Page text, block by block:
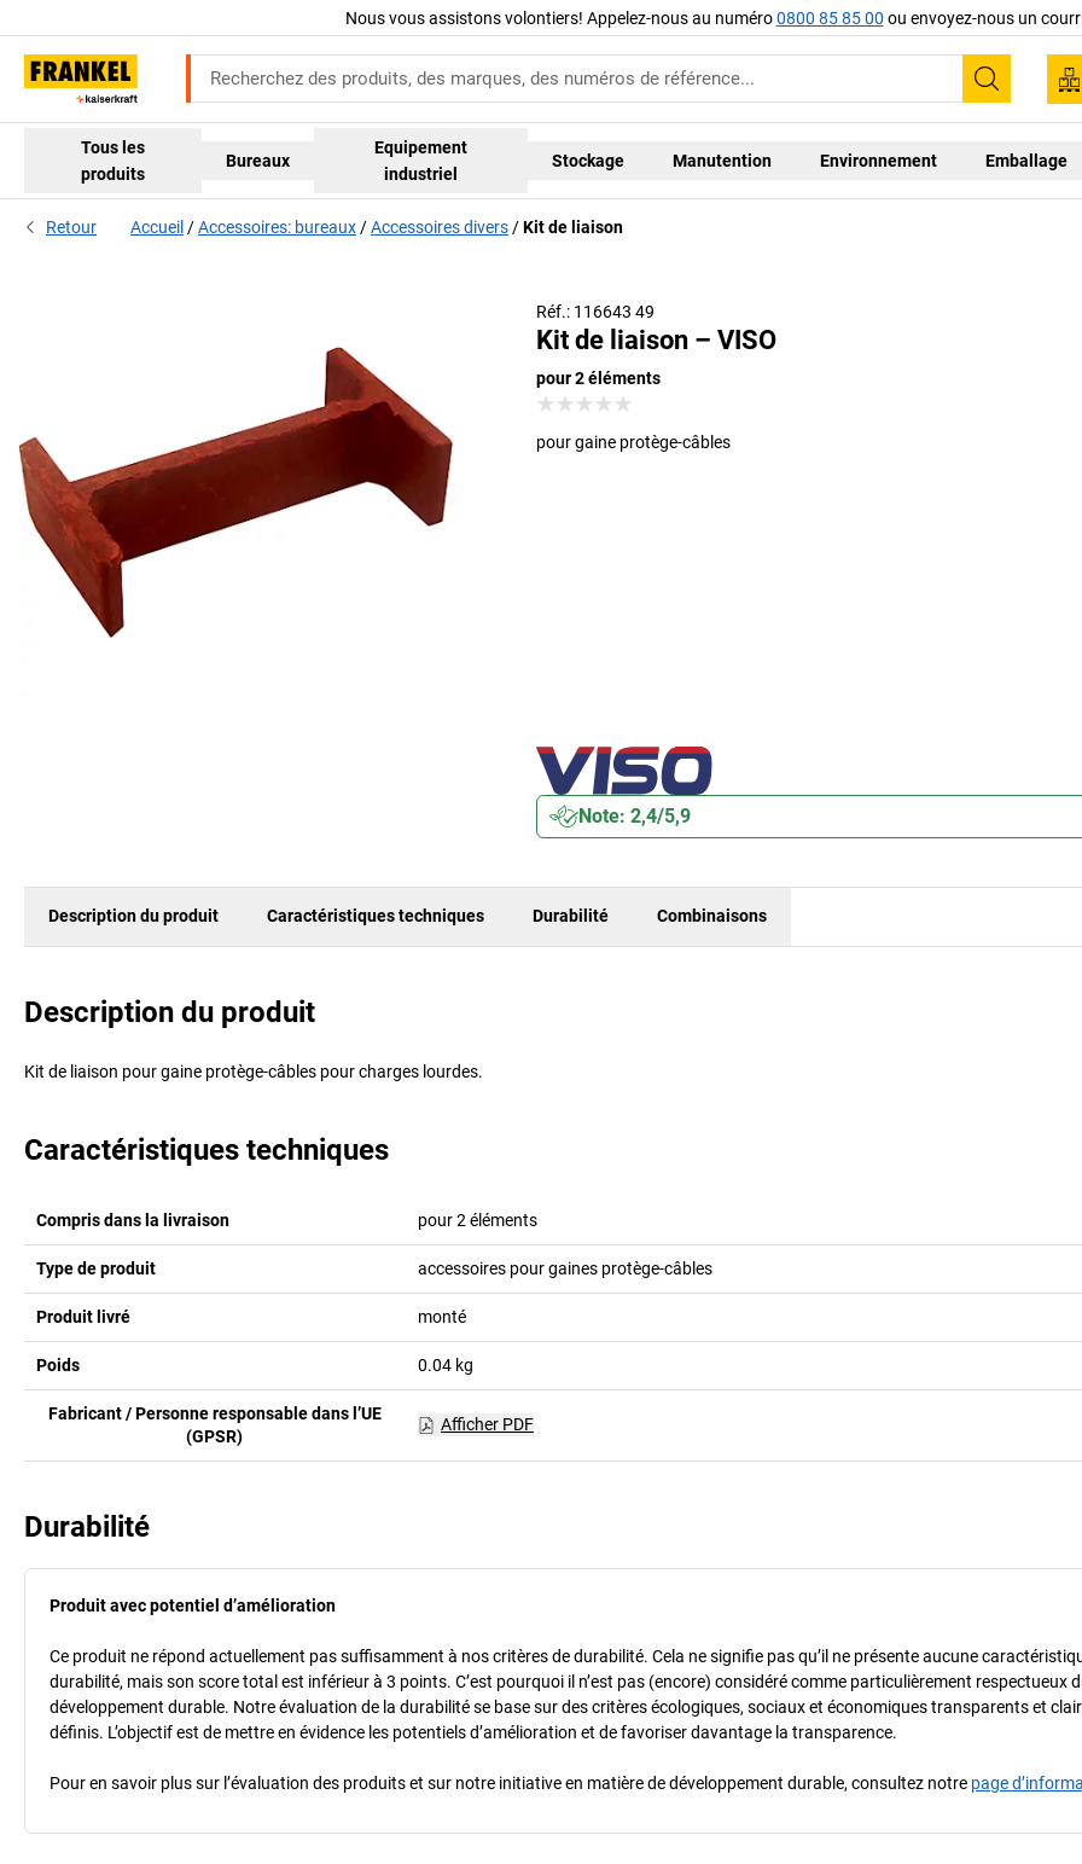
Nous vous assistons volontiers! Appelez-nous au numéro0800 85 85 00 ou envoyez-nous un
Tous les
produits
Bureaux
Equipement
industriel
Stockage Manutention Environnement Emballage
Retour Accueil Accessoires: bureaux Accessoires divers Kit de liaison
Réf.: 116643 49
Kit de liaison – VISO
pour 2 éléments
pour gaine protège-câbles
Note: 2,4/5,9
Description du produit Caractéristiques techniques Durabilité Combinaisons
Description du produit
Kit de liaison pour gaine protège-câbles pour charges lourdes.
Caractéristiques techniques
Compris dans la livraison pour 2 éléments
Type de produit accessoires pour gaines protège-câbles
Produit livré monté
Poids 0.04 kg
Fabricant / Personne responsable dans l’UE
(GPSR)
Afficher PDF
Durabilité
Produit avec potentiel d’amélioration
Ce produit ne répond actuellement pas suffisamment à nos critères de durabilité. Cela ne signifie pas qu’il ne présente aucune
durabilité, mais son score total est inférieur à 3 points. C’est pourquoi il n’est pas (encore) considéré comme particulièrement respectueux
développement durable. Notre évaluation de la durabilité se base sur des critères écologiques, sociaux et économiques transparents et
définis. L’objectif est de mettre en évidence les potentiels d’amélioration et de favoriser davantage la transparence.
Pour en savoir plus sur l’évaluation des produits et sur notre initiative en matière de développement durable, consultez notre page